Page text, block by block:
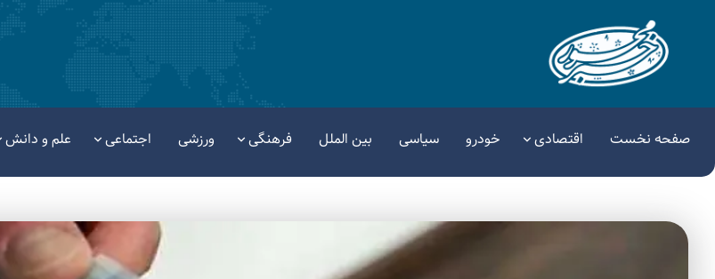
صفحه نخست اقتصادی خودرو سیاسی بین الملل فرهنگی ورزشی اجتماعی علم و دانش